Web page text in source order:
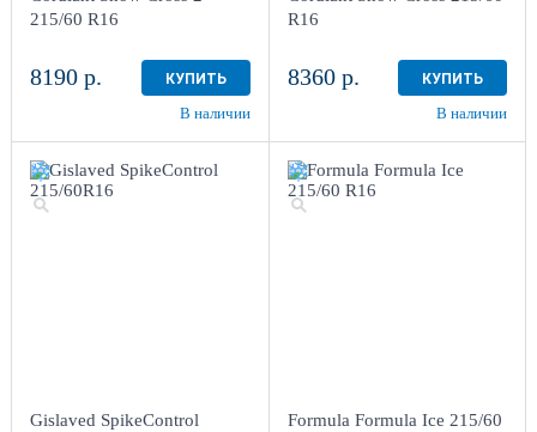
215/60 R16
8190 р. КУПИТЬ
В наличии
R16
8360 р. КУПИТЬ
В наличии
Gislaved SpikeControl
Formula Formula Ice 215/60